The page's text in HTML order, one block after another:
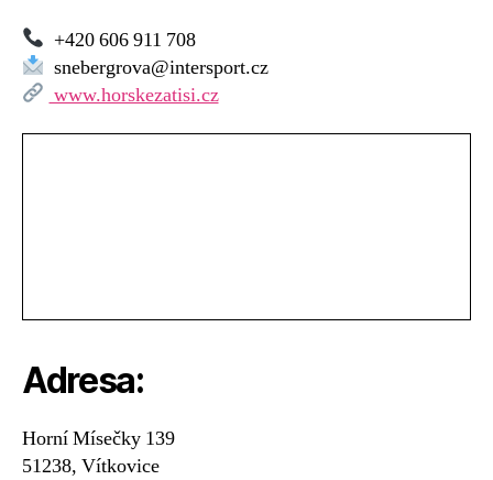
+420 606 911 708
snebergrova@intersport.cz
www.horskezatisi.cz
Adresa:
Horní Mísečky 139
51238, Vítkovice